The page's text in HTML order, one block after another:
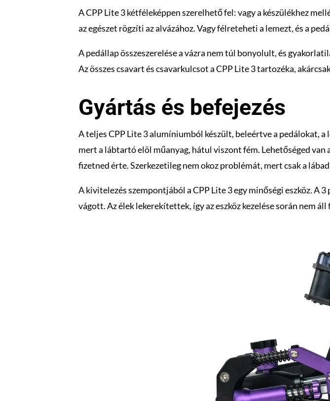
A CPP Lite 3 kétféleképpen szerelhető fel: vagy a készülékhez
az egészet rögzíti az alvázához. Vagy félreteheti a lemezt, és a
A pedállap összeszerelése a vázra nem túl bonyolult, és
Az összes csavart és csavarkulcsot a CPP Lite 3 tartozéka,
Gyártás és befejezés
A teljes CPP Lite 3 alumíniumból készült, beleértve a pedálokat,
mert a lábtartó elöl műanyag, hátul viszont fém. Lehetőséged
fizetned érte. Szerkezetileg nem okoz problémát, mert csak a
A kivitelezés szempontjából a CPP Lite 3 egy minőségi eszköz. A
vágott. Az élek lekerekítettek, így az eszköz kezelése során nem áll